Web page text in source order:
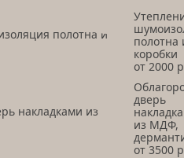
полотна
коробки
от 2000
дверь
из МДФ,
от 3500